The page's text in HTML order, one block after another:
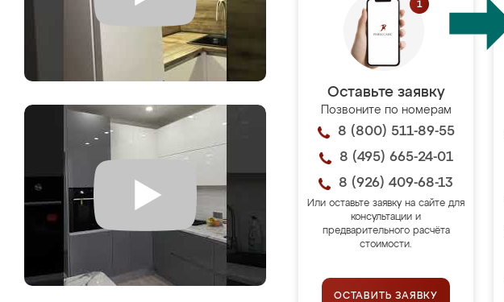
Оставьте заявку
Позвоните по номерам
8 (800) 511-89-55
8 (495) 665-24-01
8 (926) 409-68-13
Или оставьте заявку на сайте для
консультации и
предварительного расчёта
стоимости.
ОСТАВИТЬ ЗАЯВКУ